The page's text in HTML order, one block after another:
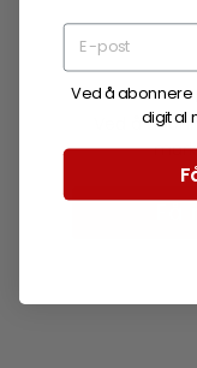
Ved å
Ved å
digital